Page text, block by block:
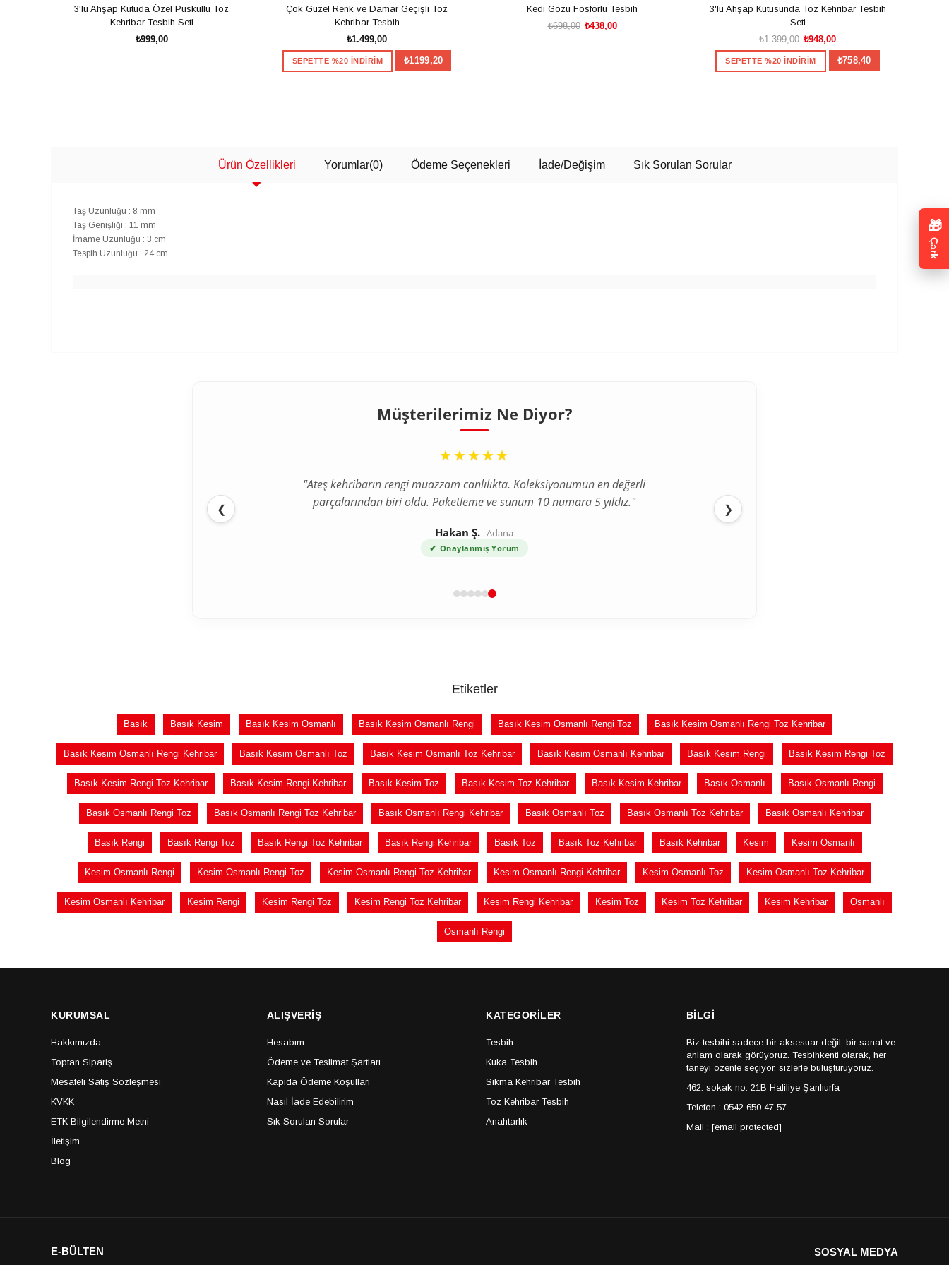
3'lü Ahşap Kutuda Özel Püsküllü Toz
Kehribar Tesbih Seti
₺999,00
Çok Güzel Renk ve Damar Geçişli Toz
Kehribar Tesbih
₺1.499,00
SEPETTE %20 İNDİRİM ₺1199,20
Kedi Gözü Fosforlu Tesbih
₺438,00
₺698,00
3'lü Ahşap Kutusunda Toz Kehribar Tesbih
Seti
₺948,00
₺1.399,00
SEPETTE %20 İNDİRİM ₺758,40
Ürün Özellikleri Yorumlar(0) Ödeme Seçenekleri İade/Değişim Sık Sorulan Sorular
Taş Uzunluğu : 8 mm
Taş Genişliği : 11 mm
İmame Uzunluğu : 3 cm
Tespih Uzunluğu : 24 cm
Müşterilerimiz Ne Diyor?
❮
“
★★★★★
"Siparişlerim hızlı ulaştı, kalite mükemmel. Tesbihin elde bıraktığı his ve tok duruşu
gerçekten harika. Hediye paketi için de teşekkürler."
Ayşe K. İstanbul
✔ Onaylanmış Yorum
“
★★★★★
"Ateş kehribarın rengi muazzam canlılıkta. Koleksiyonumun en değerli
parçalarından biri oldu. Paketleme ve sunum 10 numara 5 yıldız."
Hakan Ş. Adana
✔ Onaylanmış Yorum
❯
Etiketler
Basık Basık Kesim Basık Kesim Osmanlı Basık Kesim Osmanlı Rengi Basık Kesim Osmanlı Rengi Toz Basık Kesim Osmanlı Rengi Toz Kehribar
Basık Kesim Osmanlı Rengi Kehribar Basık Kesim Osmanlı Toz Basık Kesim Osmanlı Toz Kehribar Basık Kesim Osmanlı Kehribar Basık Kesim Rengi Basık Kesim Rengi Toz
Basık Kesim Rengi Toz Kehribar Basık Kesim Rengi Kehribar Basık Kesim Toz Basık Kesim Toz Kehribar Basık Kesim Kehribar Basık Osmanlı Basık Osmanlı Rengi
Basık Osmanlı Rengi Toz Basık Osmanlı Rengi Toz Kehribar Basık Osmanlı Rengi Kehribar Basık Osmanlı Toz Basık Osmanlı Toz Kehribar Basık Osmanlı Kehribar
Basık Rengi Basık Rengi Toz Basık Rengi Toz Kehribar Basık Rengi Kehribar Basık Toz Basık Toz Kehribar Basık Kehribar Kesim Kesim Osmanlı
Kesim Osmanlı Rengi Kesim Osmanlı Rengi Toz Kesim Osmanlı Rengi Toz Kehribar Kesim Osmanlı Rengi Kehribar Kesim Osmanlı Toz Kesim Osmanlı Toz Kehribar
Kesim Osmanlı Kehribar Kesim Rengi Kesim Rengi Toz Kesim Rengi Toz Kehribar Kesim Rengi Kehribar Kesim Toz Kesim Toz Kehribar Kesim Kehribar Osmanlı
Osmanlı Rengi
KURUMSAL
Hakkımızda
Toptan Sipariş
Mesafeli Satış Sözleşmesi
KVKK
ETK Bilgilendirme Metni
İletişim
Blog
ALIŞVERİŞ
Hesabım
Ödeme ve Teslimat Şartları
Kapıda Ödeme Koşulları
Nasıl İade Edebilirim
Sık Sorulan Sorular
KATEGORİLER
Tesbih
Kuka Tesbih
Sıkma Kehribar Tesbih
Toz Kehribar Tesbih
Anahtarlık
BİLGİ
Biz tesbihi sadece bir aksesuar değil, bir sanat ve
anlam olarak görüyoruz. Tesbihkenti olarak, her
taneyi özenle seçiyor, sizlerle buluşturuyoruz.
462. sokak no: 21B Haliliye Şanlıurfa
Telefon : 0542 650 47 57
Mail : [email protected]
E-BÜLTEN SOSYAL MEDYA
🎁
Çark